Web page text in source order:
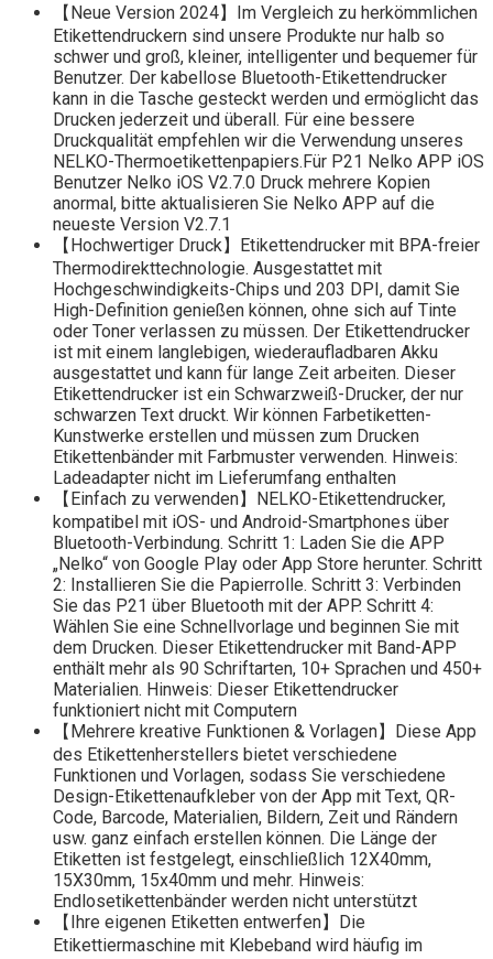
【Neue Version 2024】Im Vergleich zu herkömmlichen
Etikettendruckern sind unsere Produkte nur halb so
schwer und groß, kleiner, intelligenter und bequemer für
Benutzer. Der kabellose Bluetooth-Etikettendrucker
kann in die Tasche gesteckt werden und ermöglicht das
Drucken jederzeit und überall. Für eine bessere
Druckqualität empfehlen wir die Verwendung unseres
NELKO-Thermoetikettenpapiers.Für P21 Nelko APP iOS
Benutzer Nelko iOS V2.7.0 Druck mehrere Kopien
anormal, bitte aktualisieren Sie Nelko APP auf die
neueste Version V2.7.1
【Hochwertiger Druck】Etikettendrucker mit BPA-freier
Thermodirekttechnologie. Ausgestattet mit
Hochgeschwindigkeits-Chips und 203 DPI, damit Sie
High-Definition genießen können, ohne sich auf Tinte
oder Toner verlassen zu müssen. Der Etikettendrucker
ist mit einem langlebigen, wiederaufladbaren Akku
ausgestattet und kann für lange Zeit arbeiten. Dieser
Etikettendrucker ist ein Schwarzweiß-Drucker, der nur
schwarzen Text druckt. Wir können Farbetiketten-
Kunstwerke erstellen und müssen zum Drucken
Etikettenbänder mit Farbmuster verwenden. Hinweis:
Ladeadapter nicht im Lieferumfang enthalten
【Einfach zu verwenden】NELKO-Etikettendrucker,
kompatibel mit iOS- und Android-Smartphones über
Bluetooth-Verbindung. Schritt 1: Laden Sie die APP
„Nelko“ von Google Play oder App Store herunter. Schritt
2: Installieren Sie die Papierrolle. Schritt 3: Verbinden
Sie das P21 über Bluetooth mit der APP. Schritt 4:
Wählen Sie eine Schnellvorlage und beginnen Sie mit
dem Drucken. Dieser Etikettendrucker mit Band-APP
enthält mehr als 90 Schriftarten, 10+ Sprachen und 450+
Materialien. Hinweis: Dieser Etikettendrucker
funktioniert nicht mit Computern
【Mehrere kreative Funktionen & Vorlagen】Diese App
des Etikettenherstellers bietet verschiedene
Funktionen und Vorlagen, sodass Sie verschiedene
Design-Etikettenaufkleber von der App mit Text, QR-
Code, Barcode, Materialien, Bildern, Zeit und Rändern
usw. ganz einfach erstellen können. Die Länge der
Etiketten ist festgelegt, einschließlich 12X40mm,
15X30mm, 15x40mm und mehr. Hinweis:
Endlosetikettenbänder werden nicht unterstützt
【Ihre eigenen Etiketten entwerfen】Die
Etikettiermaschine mit Klebeband wird häufig im